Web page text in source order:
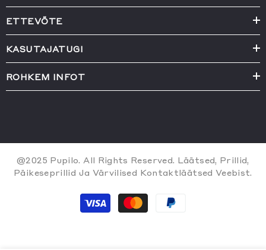
ETTEVÕTE
KASUTAJATUGI
ROHKEM INFOT
@2025 Pupilo. All Rights Reserved. Läätsed, Prillid,
Päikeseprillid Ja Värvilised Kontaktläätsed Veebist.
Payment
methods